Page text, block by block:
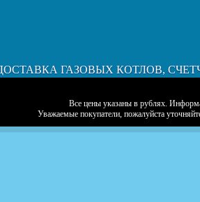
ГАЗОВЫХ КОТЛОВ,
Все цены указаны в рублях.
Уважаемые покупатели, пожалуйста